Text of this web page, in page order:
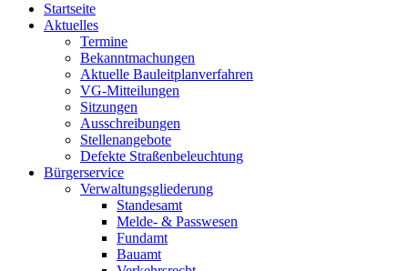
Startseite
Aktuelles
Termine
Bekanntmachungen
Aktuelle Bauleitplanverfahren
VG-Mitteilungen
Sitzungen
Ausschreibungen
Stellenangebote
Defekte Straßenbeleuchtung
Bürgerservice
Verwaltungsgliederung
Standesamt
Melde- & Passwesen
Fundamt
Bauamt